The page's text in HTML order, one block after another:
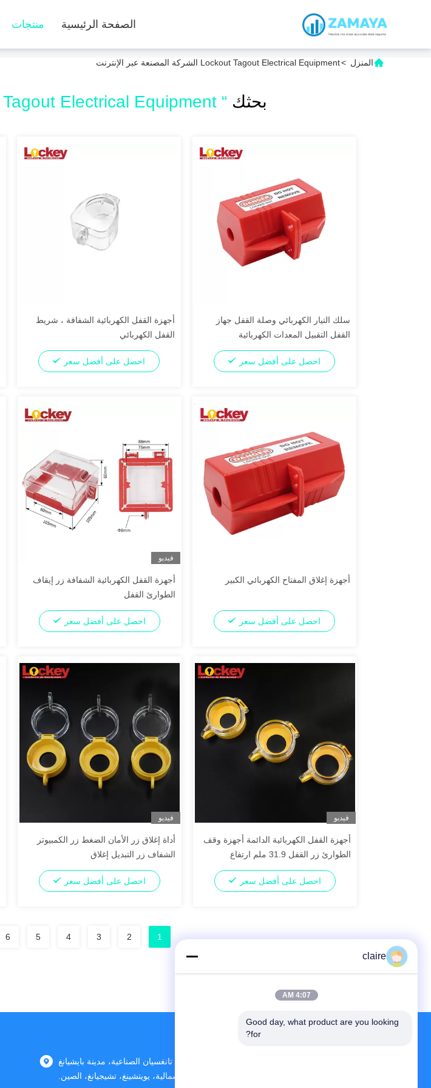
الصفحة الرئيسية منتجات
المنزل >Lockout Tagout Electrical Equipment الشركة المصنعة عبر الإنترنت
بحثك “ Lockout Tagout Electrical Equipment ”
سلك التيار الكهربائي وصلة القفل جهاز
القفل التقبيل المعدات الكهربائية
احصل على أفضل سعر
أجهزة القفل الكهربائية الشفافة ، شريط
القفل الكهربائي
احصل على أفضل سعر
أجهزة إغلاق المفتاح الكهربائي الكبير
احصل على أفضل سعر
فيديو
أجهزة القفل الكهربائية الشفافة زر إيقاف
الطوارئ القفل
احصل على أفضل سعر
فيديو
أجهزة القفل الكهربائية الدائمة أجهزة وقف
الطوارئ زر القفل 31.9 ملم ارتفاع
احصل على أفضل سعر
فيديو
أداة إغلاق زر الأمان الضغط زر الكمبيوتر
الشفاف زر التبديل إغلاق
احصل على أفضل سعر
1
2
3
4
5
6
المبنى D، منطقة تانغسيان الصناعية، مدينة بايشيانغ
الشمالية، يويتشينغ، تشيجيانغ، الصين.
claire
4:07 AM
Good day, what product are you looking
for?